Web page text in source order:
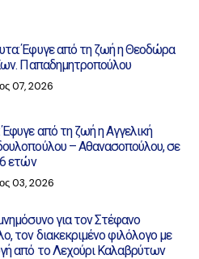
Έφυγε από τη ζωή η Θεοδώρα
Παπαδημητροπούλου
07, 2026
από τη ζωή η Αγγελική
– Αθανασοπούλου, σε
ετών
03, 2026
για τον Στέφανο
τον διακεκριμένο φιλόλογο με
από το Λεχούρι Καλαβρύτων